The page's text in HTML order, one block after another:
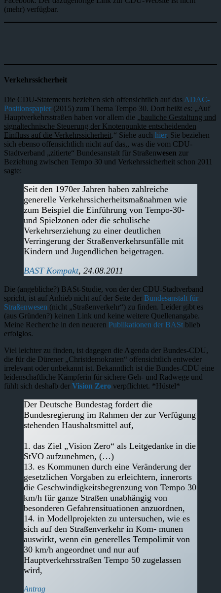
(mehr) verfügbar.
Verkehrssicherheit
Die CDU-Statements beziehen sich offensichtlich auf das ADAC-
Positionspapier (2015) zum Thema Tempo 30. Dort heißt es: „Auf
Hauptverkehrsstraßen haben vor allem die „bauliche Gestaltung und
signaltechnische Steuerung der Knotenpunkte entscheidenden
Einfluss auf die Verkehrssicherheit.“ Siehe auch hier. Sie beziehen
sich ebenso offensichtlich nicht auf das,, was die vom CDU-
Stadtverband „zitierte“ Bundesanstalt für Straßenwesen zur
Beziehung zwischen Tempo 30 und Verkehrssicherheit schon 2011
sagte:
Seit den 1970er Jahren haben zahlreiche
generelle Verkehrssicherheitsmaßnahmen wie
zum Beispiel die Einführung von Tempo-30-
und Spielzonen oder die schulische
Verkehrserziehung zu einer deutlichen
Verringerung der Straßenverkehrsunfälle mit
Kindern und Jugendlichen beigetragen.
BAST Kompakt, 24.08.2011
Die (angebliche?) BASt-Studie, von der der CDU-Stadtverband
spricht, ist auf Anhieb nicht auf der Seite der Bundesanstalt für
Straßenwesen (nicht „Straßenverkehr“) zu finden. Leider gibt es
(aus Gründen?) keinen Link und keine weitere Quellenangabe.
Meine Recherche in den neueren Publikationen der BASt blieb
erfolglos.
Viel leichter zu finden, ist dagegen die Agenda der Bundes-CDU,
die für die Dürener „Christdemokraten“ offensichtlich entweder
irrelevant oder unbekannt ist. Bekanntlich ist die Bundes-CDU eine
leidenschaftliche Kämpferin für sichere Geh- und Radwege und
fühlt sich deshalb der Vision Zero verpflichtet. *Hüstel*
Der Deutsche Bundestag fordert die
Bundesregierung im Rahmen der zur Verfügung
stehenden Haushaltsmittel auf,
1. das Ziel „Vision Zero“ als Leitgedanke in die
StVO aufzunehmen, (…)
13. es Kommunen durch eine Veränderung der
gesetzlichen Vorgaben zu erleichtern, innerorts
die Geschwindigkeitsbegrenzung von Tempo 30
km/h für ganze Straßen unabhängig von
besonderen Gefahrensituationen anzuordnen,
14. in Modellprojekten zu untersuchen, wie es
sich auf den Straßenverkehr in Kom- munen
auswirkt, wenn ein generelles Tempolimit von
30 km/h angeordnet und nur auf
Hauptverkehrsstraßen Tempo 50 zugelassen
wird,
Antrag